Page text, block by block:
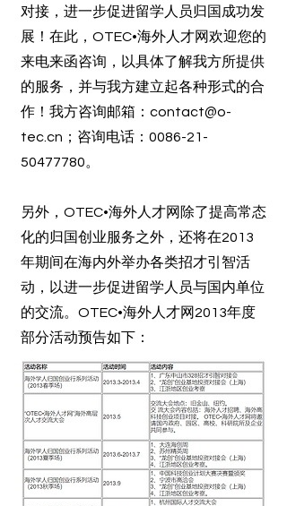
对接，进一步促进留学人员归国成功发
展！在此，OTEC•海外人才网欢迎您的
来电来函咨询，以具体了解我方所提供
的服务，并与我方建立起各种形式的合
作！我方咨询邮箱： contact@o-
tec.cn ；咨询电话：0086-21-
50477780。
另外，OTEC•海外人才网除了提高常态
化的归国创业服务之外，还将在2013
年期间在海内外举办各类招才引智活
动，以进一步促进留学人员与国内单位
的交流。OTEC•海外人才网2013年度
部分活动预告如下：